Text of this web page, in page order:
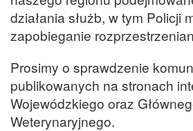
działania służb, w tym Policji
zapobieganie
Prosimy o sprawdzenie
publikowanych na stronach
Wojewódzkiego oraz
Weterynaryjnego.